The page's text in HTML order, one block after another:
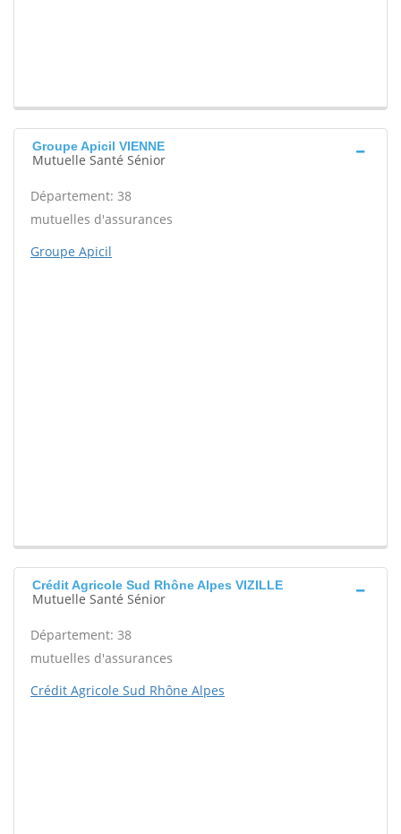
Groupe Apicil VIENNE
Mutuelle Santé Sénior
Département: 38
mutuelles d'assurances
Groupe Apicil
Crédit Agricole Sud Rhône Alpes VIZILLE
Mutuelle Santé Sénior
Département: 38
mutuelles d'assurances
Crédit Agricole Sud Rhône Alpes